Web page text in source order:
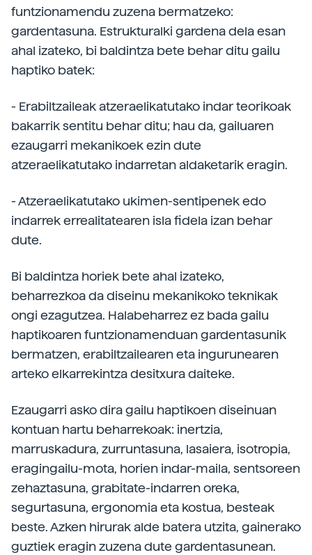
funtzionamendu zuzena bermatzeko:
gardentasuna. Estrukturalki gardena dela esan
ahal izateko, bi baldintza bete behar ditu gailu
haptiko batek:
- Erabiltzaileak atzeraelikatutako indar teorikoak
bakarrik sentitu behar ditu; hau da, gailuaren
ezaugarri mekanikoek ezin dute
atzeraelikatutako indarretan aldaketarik eragin.
- Atzeraelikatutako ukimen-sentipenek edo
indarrek errealitatearen isla fidela izan behar
dute.
Bi baldintza horiek bete ahal izateko,
beharrezkoa da diseinu mekanikoko teknikak
ongi ezagutzea. Halabeharrez ez bada gailu
haptikoaren funtzionamenduan gardentasunik
bermatzen, erabiltzailearen eta ingurunearen
arteko elkarrekintza desitxura daiteke.
Ezaugarri asko dira gailu haptikoen diseinuan
kontuan hartu beharrekoak: inertzia,
marruskadura, zurruntasuna, lasaiera, isotropia,
eragingailu-mota, horien indar-maila, sentsoreen
zehaztasuna, grabitate-indarren oreka,
segurtasuna, ergonomia eta kostua, besteak
beste. Azken hirurak alde batera utzita, gainerako
guztiek eragin zuzena dute gardentasunean.